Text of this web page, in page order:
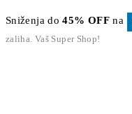
Sniženja do45% OFF na
zaliha. Vaš Super Shop!